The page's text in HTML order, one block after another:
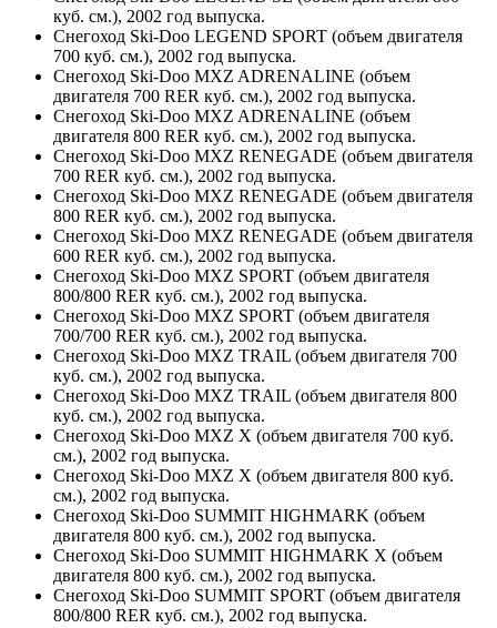
куб. см.), 2002 год выпуска.
Снегоход Ski-Doo LEGEND SPORT (объем двигателя
700 куб. см.), 2002 год выпуска.
Снегоход Ski-Doo MXZ ADRENALINE (объем
двигателя 700 RER куб. см.), 2002 год выпуска.
Снегоход Ski-Doo MXZ ADRENALINE (объем
двигателя 800 RER куб. см.), 2002 год выпуска.
Снегоход Ski-Doo MXZ RENEGADE (объем двигателя
700 RER куб. см.), 2002 год выпуска.
Снегоход Ski-Doo MXZ RENEGADE (объем двигателя
800 RER куб. см.), 2002 год выпуска.
Снегоход Ski-Doo MXZ RENEGADE (объем двигателя
600 RER куб. см.), 2002 год выпуска.
Снегоход Ski-Doo MXZ SPORT (объем двигателя
800/800 RER куб. см.), 2002 год выпуска.
Снегоход Ski-Doo MXZ SPORT (объем двигателя
700/700 RER куб. см.), 2002 год выпуска.
Снегоход Ski-Doo MXZ TRAIL (объем двигателя 700
куб. см.), 2002 год выпуска.
Снегоход Ski-Doo MXZ TRAIL (объем двигателя 800
куб. см.), 2002 год выпуска.
Снегоход Ski-Doo MXZ X (объем двигателя 700 куб.
см.), 2002 год выпуска.
Снегоход Ski-Doo MXZ X (объем двигателя 800 куб.
см.), 2002 год выпуска.
Снегоход Ski-Doo SUMMIT HIGHMARK (объем
двигателя 800 куб. см.), 2002 год выпуска.
Снегоход Ski-Doo SUMMIT HIGHMARK X (объем
двигателя 800 куб. см.), 2002 год выпуска.
Снегоход Ski-Doo SUMMIT SPORT (объем двигателя
800/800 RER куб. см.), 2002 год выпуска.